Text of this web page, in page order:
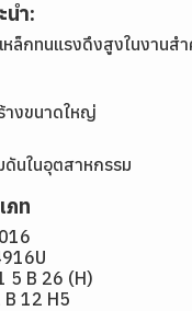
นำ:
เหล็กทนแรงดึงสูงในงาน
างขนาดใหญ่
ดันในอุตสาหกรรม
ภท
5 B 26 (H)
B 12 H5